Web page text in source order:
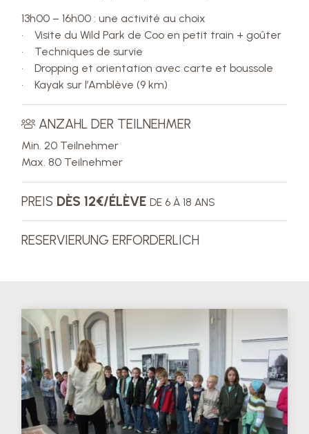
13h00 – 16h00 : une activité au choix
• Visite du Wild Park de Coo en petit train + goûter
• Techniques de survie
• Dropping et orientation avec carte et boussole
• Kayak sur l’Amblève (9 km)
ANZAHL DER TEILNEHMER
Min. 20 Teilnehmer
Max. 80 Teilnehmer
PREIS DÈS 12€/ÉLÈVE DE 6 À 18 ANS
RESERVIERUNG ERFORDERLICH